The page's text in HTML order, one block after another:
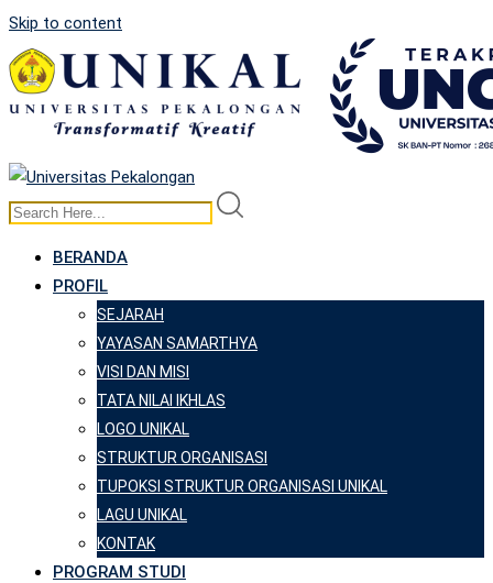
Skip to content
BERANDA
PROFIL
SEJARAH
YAYASAN SAMARTHYA
VISI DAN MISI
TATA NILAI IKHLAS
LOGO UNIKAL
STRUKTUR ORGANISASI
TUPOKSI STRUKTUR ORGANISASI UNIKAL
LAGU UNIKAL
KONTAK
PROGRAM STUDI